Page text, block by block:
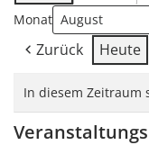
Monat
Zurück Heute
In diesem Zeitraum